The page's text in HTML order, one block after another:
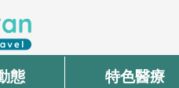
態 特色醫療